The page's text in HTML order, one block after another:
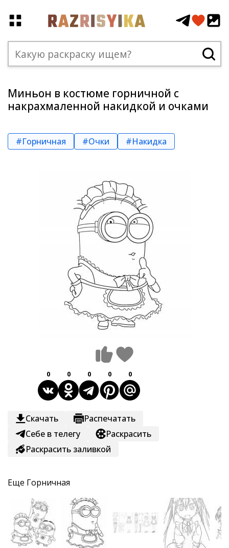
Миньон в костюме горничной с
накрахмаленной накидкой и очками
#Горничная #Очки #Накидка
0 0 0 0 0
Скачать
Распечатать
Себе в телегу
Раскрасить
Раскрасить заливкой
Еще Горничная